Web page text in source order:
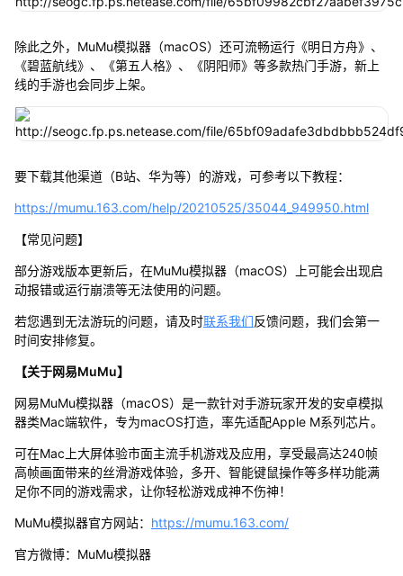
除此之外，MuMu模拟器（macOS）还可流畅运行《明日方舟》、
《碧蓝航线》、《第五人格》、《阴阳师》等多款热门手游，新上
线的手游也会同步上架。
要下载其他渠道（B站、华为等）的游戏，可参考以下教程：
https://mumu.163.com/help/20210525/35044_949950.html
【常见问题】
部分游戏版本更新后，在MuMu模拟器（macOS）上可能会出现启
动报错或运行崩溃等无法使用的问题。
若您遇到无法游玩的问题，请及时联系我们反馈问题，我们会第一
时间安排修复。
【关于网易MuMu】
网易MuMu模拟器（macOS）是一款针对手游玩家开发的安卓模拟
器类Mac端软件，专为macOS打造，率先适配Apple M系列芯片。
可在Mac上大屏体验市面主流手机游戏及应用，享受最高达240帧
高帧画面带来的丝滑游戏体验，多开、智能键鼠操作等多样功能满
足你不同的游戏需求，让你轻松游戏成神不伤神！
MuMu模拟器官方网站： https://mumu.163.com/
官方微博：MuMu模拟器